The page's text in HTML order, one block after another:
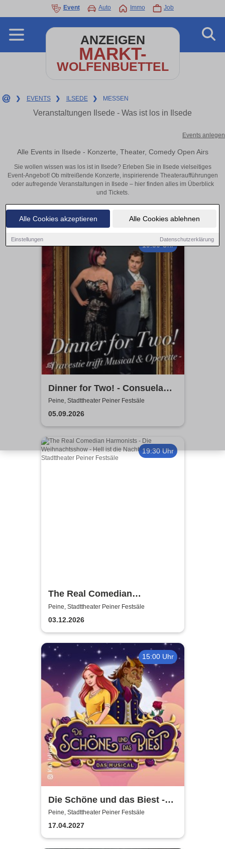
Alle Cookies akzeptieren Alle Cookies ablehnen
Einstellungen Datenschutzerklärung
Event Auto Immo Job
ANZEIGEN
MARKT-
WOLFENBUETTEL
❯ EVENTS ❯ ILSEDE ❯ MESSEN
Veranstaltungen Ilsede - Was ist los in Ilsede
Events anlegen
Alle Events in Ilsede - Konzerte, Theater, Comedy Open Airs
Sie wollen wissen was los ist in Ilsede? Erleben Sie in Ilsede vielseitiges
Event-Angebot! Ob mitreißende Konzerte, inspirierende Theateraufführungen
oder aufregende Veranstaltungen in Ilsede – hier finden alles im Überblick
und Tickets.
19:30 Uhr
Dinner for Two! - Consuela
Grand & Helge Thomas
Peine, Stadttheater Peiner Festsäle
05.09.2026
19:30 Uhr
The Real Comedian
Harmonists - Die
Weihnachtsshow - Hell ist die
Nacht
Peine, Stadttheater Peiner Festsäle
03.12.2026
15:00 Uhr
Die Schöne und das Biest -
das Musical | Theater Liberi
Peine, Stadttheater Peiner Festsäle
17.04.2027